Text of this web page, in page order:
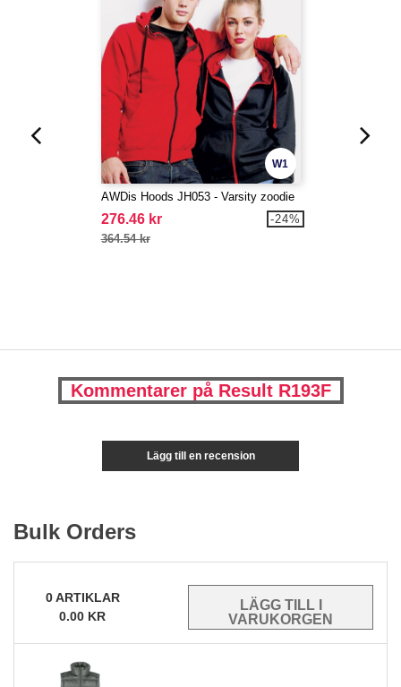
W1
AWDis Hoods JH053 - Varsity zoodie
276.46 kr
364.54 kr
-24%
Kommentarer på Result R193F
Lägg till en recension
Bulk Orders
0ARTIKLAR
0.00 KR